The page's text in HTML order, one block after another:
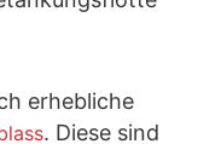
erhebliche
. Diese sind